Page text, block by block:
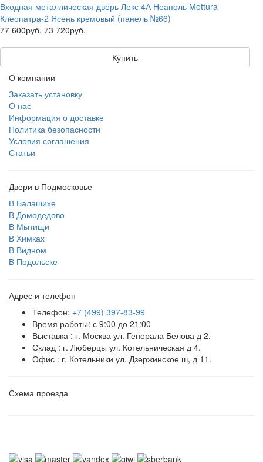
Входная металлическая дверь Лекс 4А Неаполь Mottura
Клеопатра-2 Ясень кремовый (панель №66)
77 600руб. 73 720руб.
Купить
О компании
Заказать установку
О нас
Информация о доставке
Политика безопасности
Условия соглашения
Статьи
Двери в Подмосковье
В Балашихе
В Домодедово
В Мытищи
В Химках
В Видном
В Подольске
Адрес и телефон
Телефон: +7 (499) 397-83-99
Время работы: с 9:00 до 21:00
Выставка : г. Москва ул. Генерала Белова д 2.
Склад : г. Люберцы ул. Котельническая д 4.
Офис : г. Котельники ул. Дзержинское ш, д 11.
Схема проезда